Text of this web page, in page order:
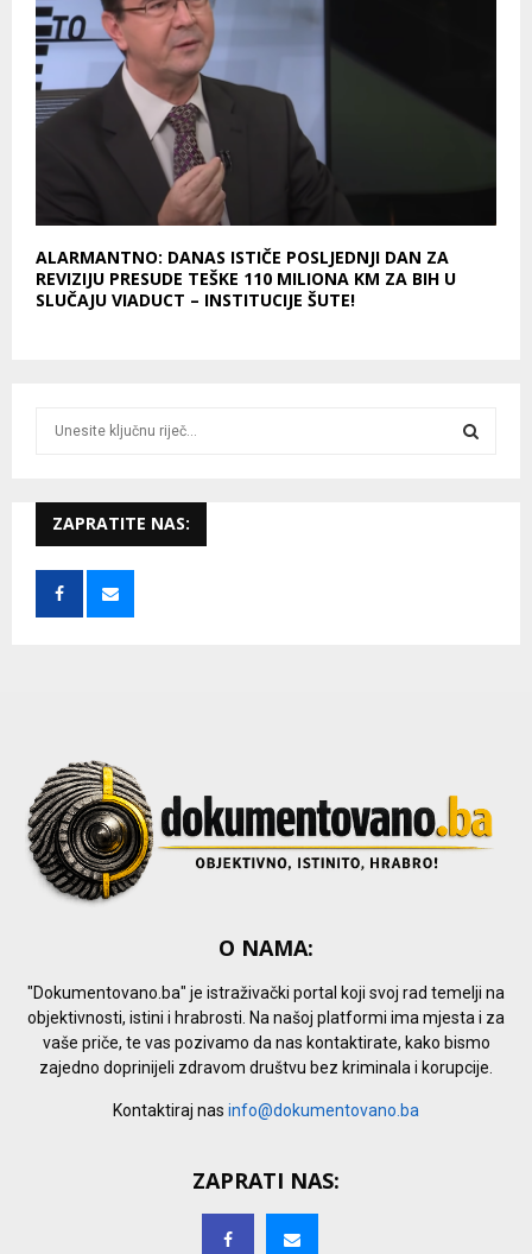
ALARMANTNO: DANAS ISTIČE POSLJEDNJI DAN ZA
REVIZIJU PRESUDE TEŠKE 110 MILIONA KM ZA BIH U
SLUČAJU VIADUCT – INSTITUCIJE ŠUTE!
h
f
r
ZAPRATITE NAS:
O NAMA:
"Dokumentovano.ba" je istraživački portal koji svoj rad temelji na
objektivnosti, istini i hrabrosti. Na našoj platformi ima mjesta i za
vaše priče, te vas pozivamo da nas kontaktirate, kako bismo
zajedno doprinijeli zdravom društvu bez kriminala i korupcije.
Kontaktiraj nas info@dokumentovano.ba
ZAPRATI NAS: